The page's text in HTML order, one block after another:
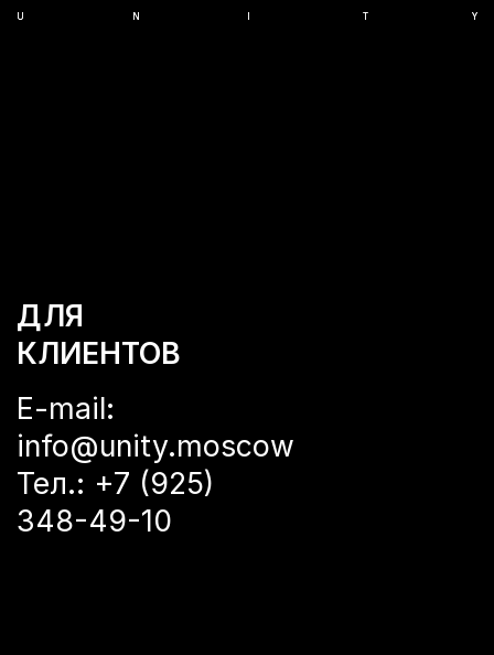
ДЛЯ
КЛИЕНТОВ
E-mail:
info@unity.moscow
Тел.: +7 (925)
348-49-10